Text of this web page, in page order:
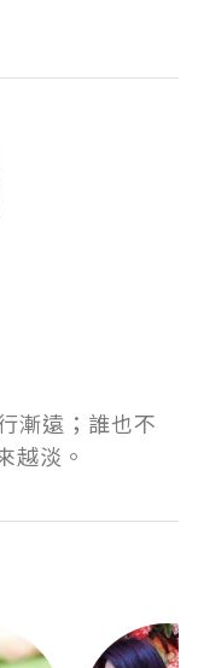
漸遠；誰也不
淡。